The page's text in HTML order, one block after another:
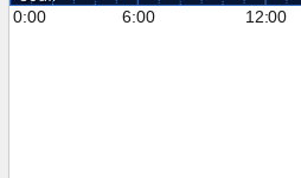
0:00
6:00 12:00